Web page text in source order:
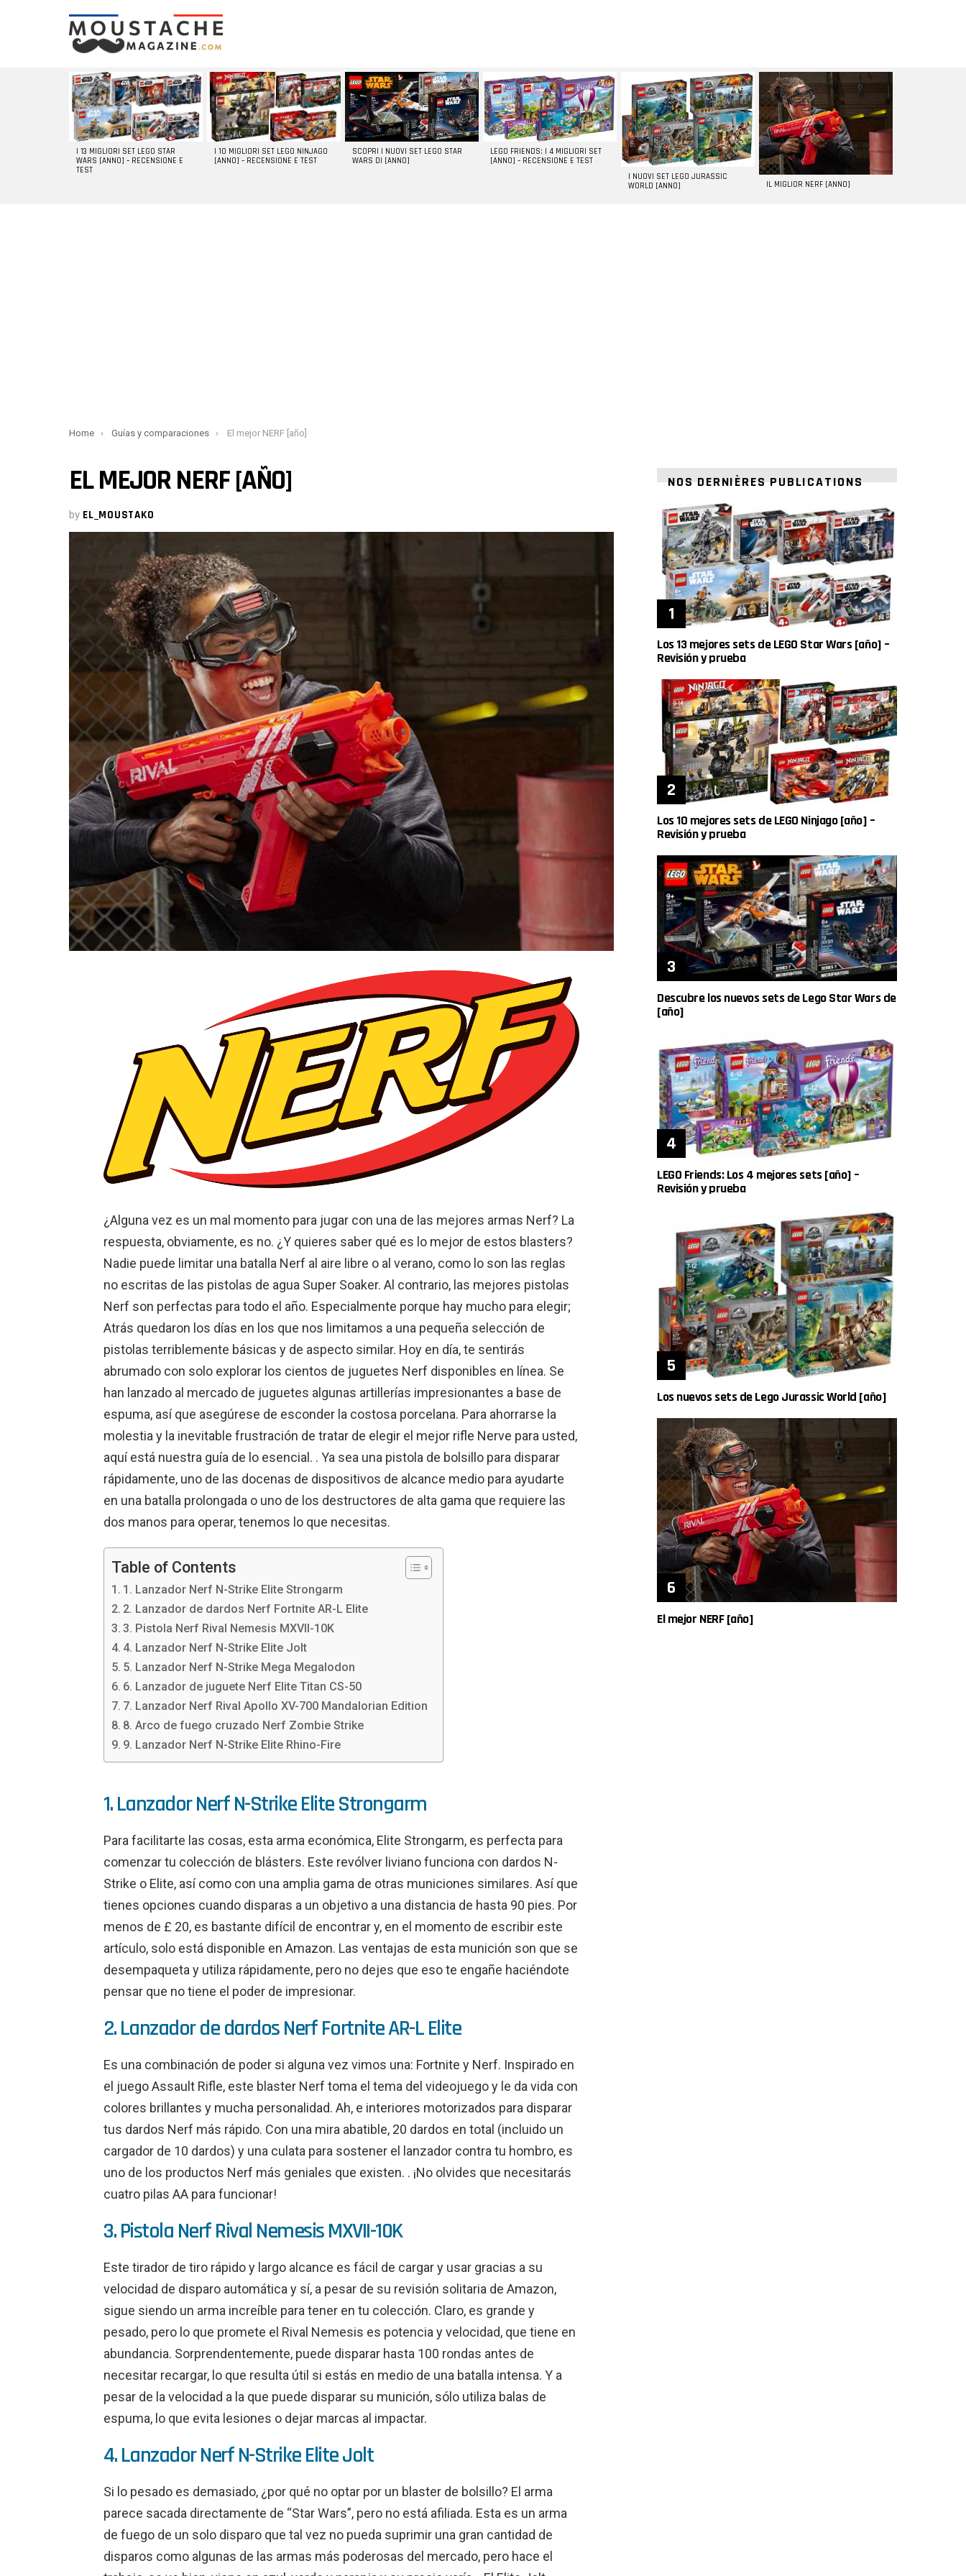
LATEST
STORIES
I 13 MIGLIORI SET LEGO STAR
WARS [ANNO] – RECENSIONE E
TEST
I 10 MIGLIORI SET LEGO NINJAGO
[ANNO] – RECENSIONE E TEST
SCOPRI I NUOVI SET LEGO STAR
WARS DI [ANNO]
LEGO FRIENDS: I 4 MIGLIORI SET
[ANNO] – RECENSIONE E TEST
I NUOVI SET LEGO JURASSIC
WORLD [ANNO]
IL MIGLIOR NERF [ANNO]
You are here:
Home Guías y comparaciones El mejor NERF [año]
EL MEJOR NERF [AÑO]
by EL_MOUSTAKO
¿Alguna vez es un mal momento para jugar con una de las mejores armas Nerf? La
respuesta, obviamente, es no. ¿Y quieres saber qué es lo mejor de estos blasters?
Nadie puede limitar una batalla Nerf al aire libre o al verano, como lo son las reglas
no escritas de las pistolas de agua Super Soaker. Al contrario, las mejores pistolas
Nerf son perfectas para todo el año. Especialmente porque hay mucho para elegir;
Atrás quedaron los días en los que nos limitamos a una pequeña selección de
pistolas terriblemente básicas y de aspecto similar. Hoy en día, te sentirás
abrumado con solo explorar los cientos de juguetes Nerf disponibles en línea. Se
han lanzado al mercado de juguetes algunas artillerías impresionantes a base de
espuma, así que asegúrese de esconder la costosa porcelana. Para ahorrarse la
molestia y la inevitable frustración de tratar de elegir el mejor rifle Nerve para usted,
aquí está nuestra guía de lo esencial. . Ya sea una pistola de bolsillo para disparar
rápidamente, uno de las docenas de dispositivos de alcance medio para ayudarte
en una batalla prolongada o uno de los destructores de alta gama que requiere las
dos manos para operar, tenemos lo que necesitas.
Table of Contents
1. Lanzador Nerf N-Strike Elite Strongarm
2. Lanzador de dardos Nerf Fortnite AR-L Elite
3. Pistola Nerf Rival Nemesis MXVII-10K
4. Lanzador Nerf N-Strike Elite Jolt
5. Lanzador Nerf N-Strike Mega Megalodon
6. Lanzador de juguete Nerf Elite Titan CS-50
7. Lanzador Nerf Rival Apollo XV-700 Mandalorian Edition
8. Arco de fuego cruzado Nerf Zombie Strike
9. Lanzador Nerf N-Strike Elite Rhino-Fire
1. Lanzador Nerf N-Strike Elite Strongarm
Para facilitarte las cosas, esta arma económica, Elite Strongarm, es perfecta para
comenzar tu colección de blásters. Este revólver liviano funciona con dardos N-
Strike o Elite, así como con una amplia gama de otras municiones similares. Así que
tienes opciones cuando disparas a un objetivo a una distancia de hasta 90 pies. Por
menos de £ 20, es bastante difícil de encontrar y, en el momento de escribir este
artículo, solo está disponible en Amazon. Las ventajas de esta munición son que se
desempaqueta y utiliza rápidamente, pero no dejes que eso te engañe haciéndote
pensar que no tiene el poder de impresionar.
2. Lanzador de dardos Nerf Fortnite AR-L Elite
Es una combinación de poder si alguna vez vimos una: Fortnite y Nerf. Inspirado en
el juego Assault Rifle, este blaster Nerf toma el tema del videojuego y le da vida con
colores brillantes y mucha personalidad. Ah, e interiores motorizados para disparar
tus dardos Nerf más rápido. Con una mira abatible, 20 dardos en total (incluido un
cargador de 10 dardos) y una culata para sostener el lanzador contra tu hombro, es
uno de los productos Nerf más geniales que existen. . ¡No olvides que necesitarás
cuatro pilas AA para funcionar!
3. Pistola Nerf Rival Nemesis MXVII-10K
Este tirador de tiro rápido y largo alcance es fácil de cargar y usar gracias a su
velocidad de disparo automática y sí, a pesar de su revisión solitaria de Amazon,
sigue siendo un arma increíble para tener en tu colección. Claro, es grande y
pesado, pero lo que promete el Rival Nemesis es potencia y velocidad, que tiene en
abundancia. Sorprendentemente, puede disparar hasta 100 rondas antes de
necesitar recargar, lo que resulta útil si estás en medio de una batalla intensa. Y a
pesar de la velocidad a la que puede disparar su munición, sólo utiliza balas de
espuma, lo que evita lesiones o dejar marcas al impactar.
4. Lanzador Nerf N-Strike Elite Jolt
Si lo pesado es demasiado, ¿por qué no optar por un blaster de bolsillo? El arma
parece sacada directamente de “Star Wars”, pero no está afiliada. Esta es un arma
de fuego de un solo disparo que tal vez no pueda suprimir una gran cantidad de
disparos como algunas de las armas más poderosas del mercado, pero hace el
NOS DERNIÈRES PUBLICATIONS
Los 13 mejores sets de LEGO Star Wars [año] –
Revisión y prueba
Los 10 mejores sets de LEGO Ninjago [año] –
Revisión y prueba
Descubre los nuevos sets de Lego Star Wars de
[año]
LEGO Friends: Los 4 mejores sets [año] –
Revisión y prueba
Los nuevos sets de Lego Jurassic World [año]
El mejor NERF [año]